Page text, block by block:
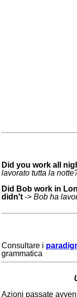
Did you work all
lavorato tutta la
Did Bob work in
didn't -> Bob ha
Consultare i
grammatica
Azioni passate